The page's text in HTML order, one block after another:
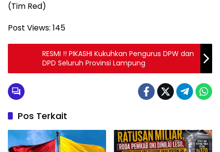
(Tim Red)
Post Views: 145
RESMI !! PIKASHI Kukuhkan Pengurus DPW dan
DPD Seluruh Provinsi Lampung
Pos Terkait